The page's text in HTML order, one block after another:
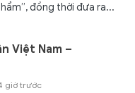
đồng thời đưa ra...
Việt Nam –
giờ trước